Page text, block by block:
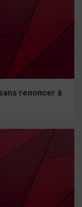
renoncer à